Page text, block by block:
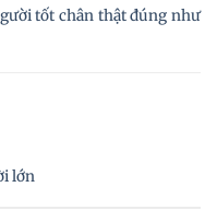
tốt chân thật đúng như
lớn